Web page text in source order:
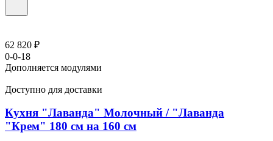
62 820 ₽
0-0-18
Дополняется модулями
Доступно для доставки
Кухня "Лаванда" Молочный / "Лаванда
"Крем" 180 см на 160 см